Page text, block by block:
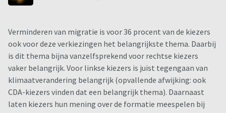
Verminderen van migratie is voor 36 procent van de kiezers
ook voor deze verkiezingen het belangrijkste thema. Daarbij
is dit thema bijna vanzelfsprekend voor rechtse kiezers
vaker belangrijk. Voor linkse kiezers is juist tegengaan van
klimaatverandering belangrijk (opvallende afwijking: ook
CDA-kiezers vinden dat een belangrijk thema). Daarnaast
laten kiezers hun mening over de formatie meespelen bij